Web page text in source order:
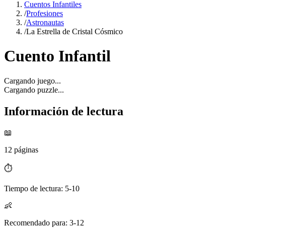
Cuentos Infantiles
/Profesiones
/Astronautas
/La Estrella de Cristal Cósmico
Cuento Infantil
Cargando juego...
Cargando puzzle...
Información de lectura
📖
12 páginas
⏱️
Tiempo de lectura: 5-10
👶
Recomendado para: 3-12